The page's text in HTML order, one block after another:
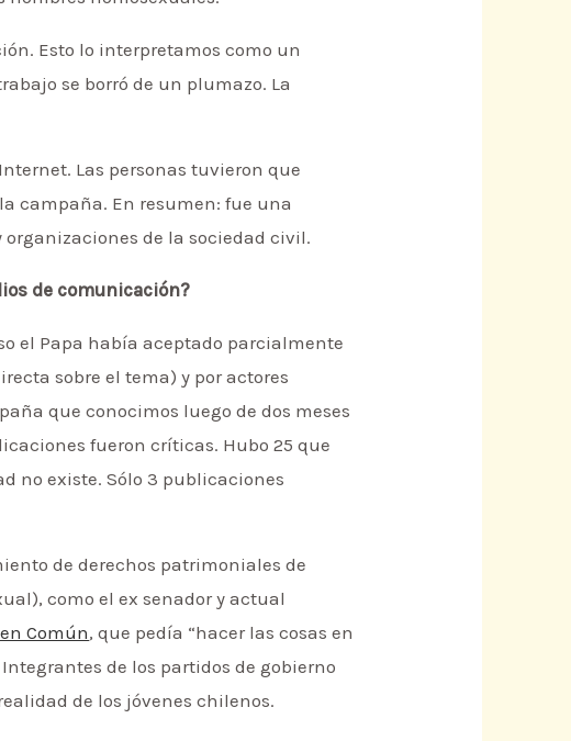
Esto lo interpretamos como un
se borró de un plumazo. La
Las personas tuvieron que
campaña. En resumen: fue una
de la sociedad civil.
de comunicación?
el Papa había aceptado parcialmente
sobre el tema) y por actores
que conocimos luego de dos meses
fueron críticas. Hubo 25 que
no existe. Sólo 3 publicaciones
de derechos patrimoniales de
como el ex senador y actual
Común, que pedía “hacer las cosas en
de los partidos de gobierno
de los jóvenes chilenos.